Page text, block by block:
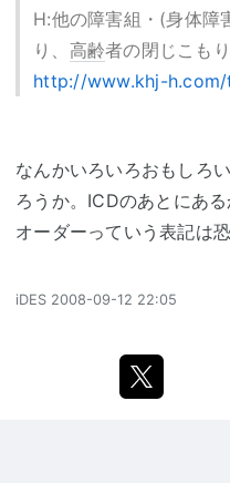
H:他の障害組・(身体障
り、 高齢者の閉じこも
http://www.khj-
なんかいろいろおもしろ
ろうか。ICDのあとにある
オーダーっていう表記は恐
iDES 2008-09-12 22:05